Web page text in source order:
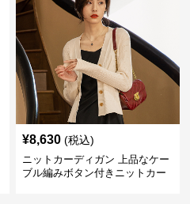
¥8,630 (税込)
ニットカーディガン 上品なケー
ブル編みボタン付きニットカー